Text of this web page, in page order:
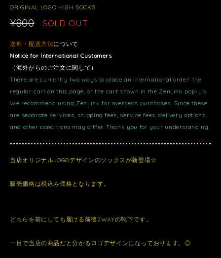
ORIGINAL LOGO HIGH SOCKS
¥800 SOLD OUT
送料・配送方法について
Notice for International Customers
（海外からのご注文に関して）
There are currently two ways to place an international order: the
regular cart on this page, or the cart shown in the ZenLink pop-up.
We recommend using ZenLink for overseas purchases. Since these
are separate services, shipping fees, service fees, delivery options,
and other conditions may differ. Thank you for your understanding.
当店オリジナルLOGOデザインのソックスが新登場☆
販売価格は税込み価格となります。
どちらを前にしても履ける前後2WAYの靴下です。
一目で当店の商品だと分かるロゴデザインになっております。◎